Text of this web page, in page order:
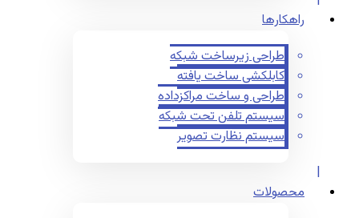
راهکارها
طراحی زیرساخت شبکه
کابلکشی ساخت یافته
طراحی و ساخت مراکزداده
سیستم تلفن تحت شبکه
سیستم نظارت تصویر
محصولات